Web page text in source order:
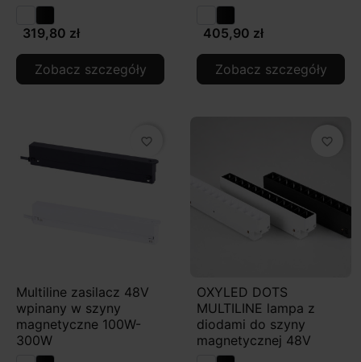
319,80 zł
Zobacz szczegóły
405,90 zł
Zobacz szczegóły
favorite_border
Multiline zasilacz 48V
wpinany w szyny
magnetyczne 100W-
300W
favorite_border
OXYLED DOTS
MULTILINE lampa z
diodami do szyny
magnetycznej 48V